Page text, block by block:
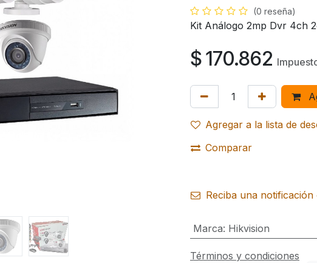
(0 reseña)
Kit Análogo 2mp Dvr 4ch
$170.862
Agregar a la lista de
Comparar
Reciba una
Marca: Hikvision
Términos y condiciones